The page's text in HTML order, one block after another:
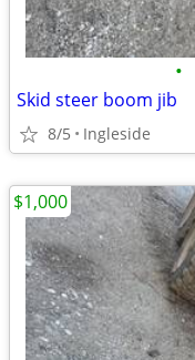
•
Skid steer boom jib
8/5 Ingleside
$1,000